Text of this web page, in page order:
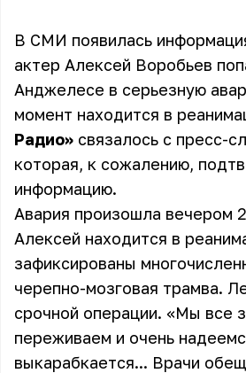
В СМИ появилась
актер Алексей Воробьев
Анджелесе в серьезную
момент находится в
Радио» связалось с пресс-
которая, к сожалению,
информацию.
Авария произошла вечером
Алексей находится в
зафиксированы
черепно-мозговая трамва.
срочной операции. «Мы все
переживаем и очень
выкарабкается... Врачи